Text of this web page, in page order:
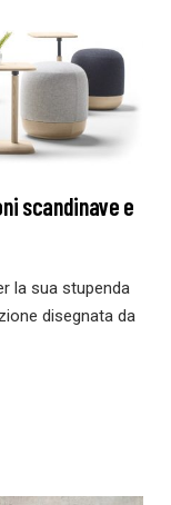
scandinave e
la sua stupenda
disegnata da